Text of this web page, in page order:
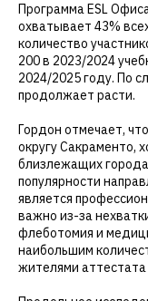
Программа ESL
охватывает 43%
количество
200 в 2023/2024
2024/2025 году. По
продолжает расти.
Гордон отмечает,
округу Сакраменто,
близлежащих
популярности
является
важно из-за
флеботомия и
наибольшим
жителями